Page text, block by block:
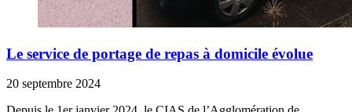
Le service de portage de repas à domicile évolue
20 septembre 2024